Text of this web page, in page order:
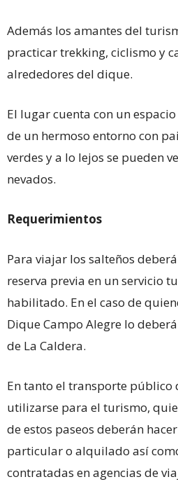
Además los amantes del
practicar trekking, ciclismo y
alrededores del dique.
El lugar cuenta con un
de un hermoso entorno con
verdes y a lo lejos se pueden
nevados.
Requerimientos
Para viajar los salteños
reserva previa en un servicio
habilitado. En el caso de
Dique Campo Alegre lo
de La Caldera.
En tanto el transporte público
utilizarse para el turismo,
de estos paseos deberán
particular o alquilado así
contratadas en agencias de